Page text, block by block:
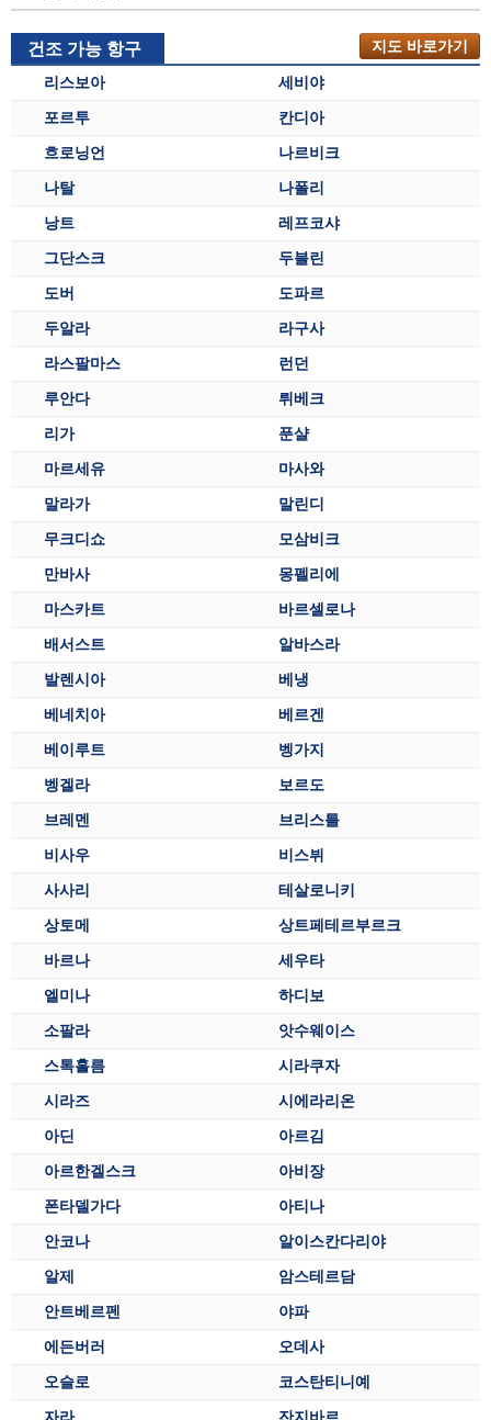
건조 가능 항구 지도 바로가기
리스보아
세비야
포르투
칸디아
흐로닝언
나르비크
나탈
나폴리
낭트
레프코샤
그단스크
두블린
도버
도파르
두알라
라구사
라스팔마스
런던
루안다
뤼베크
리가
푼샬
마르세유
마사와
말라가
말린디
무크디쇼
모삼비크
만바사
몽펠리에
마스카트
바르셀로나
배서스트
알바스라
발렌시아
베냉
베네치아
베르겐
베이루트
벵가지
벵겔라
보르도
브레멘
브리스틀
비사우
비스뷔
사사리
테살로니키
상토메
상트페테르부르크
바르나
세우타
엘미나
하디보
소팔라
앗수웨이스
스톡홀름
시라쿠자
시라즈
시에라리온
아딘
아르김
아르한겔스크
아비장
폰타델가다
아티나
안코나
알이스칸다리야
알제
암스테르담
안트베르펜
야파
에든버러
오데사
오슬로
코스탄티니예